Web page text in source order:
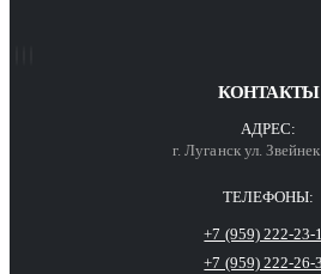
КОНТАКТЫ
АДРЕС:
г. Луганск ул.
ТЕЛЕФОНЫ:
+7 (959) 222-23-
+7 (959) 222-26-